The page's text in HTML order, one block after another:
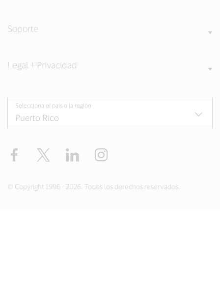
Soporte
Legal + Privacidad
Selecciona el país o la región
Facebook Twitter LinkedIn
© Copyright 1996 - 2026. Todos los derechos reservados.